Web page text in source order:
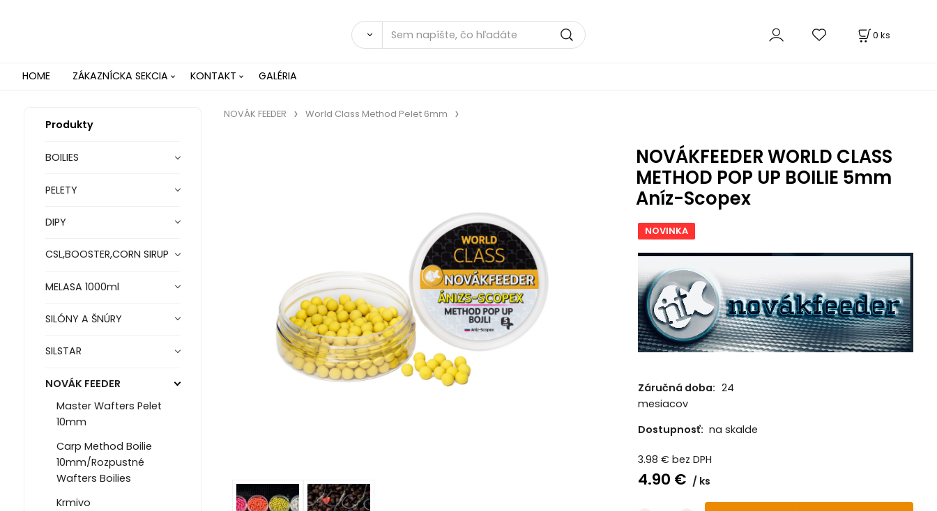
0 ks
HOME ZÁKAZNÍCKA SEKCIA KONTAKT GALÉRIA
Produkty
BOILIES
PELETY
DIPY
CSL,BOOSTER,CORN SIRUP
MELASA 1000ml
SILÓNY A ŠNÚRY
SILSTAR
NOVÁK FEEDER
Master Wafters Pelet
10mm
Carp Method Boilie
10mm/Rozpustné
Wafters Boilies
Krmivo
NOVÁK FEEDER World Class Method Pelet 6mm
NOVÁKFEEDER WORLD CLASS
METHOD POP UP BOILIE 5mm
Aníz-Scopex
NOVINKA
Záručná doba: 24
mesiacov
Dostupnosť: na skalde
3.98 € bez DPH
4.90 € ks